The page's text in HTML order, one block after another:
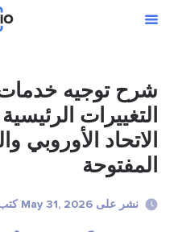
التغييرات
الاتحاد الأوروبي
المفتوحة
نشر على May 31, 2026 كتب بواسطة Simon Chartan